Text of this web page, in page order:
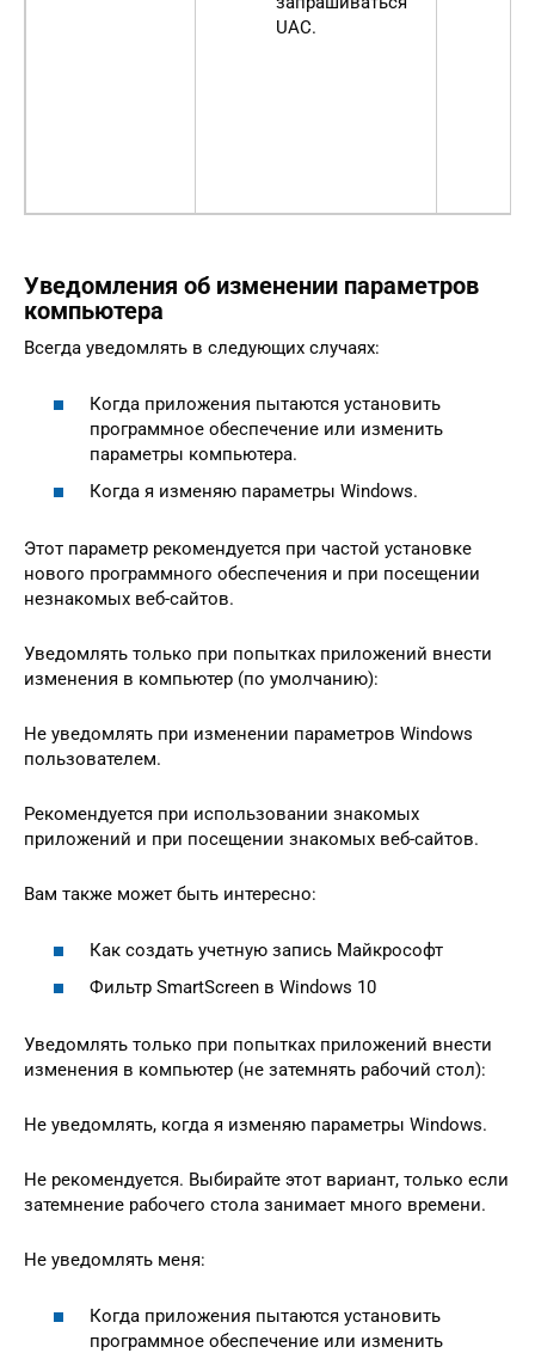
UAC.
Уведомления об изменении параметров
компьютера
Всегда уведомлять в следующих случаях:
Когда приложения пытаются установить
программное обеспечение или изменить
параметры компьютера.
Когда я изменяю параметры Windows.
Этот параметр рекомендуется при частой установке
нового программного обеспечения и при посещении
незнакомых веб-сайтов.
Уведомлять только при попытках приложений внести
изменения в компьютер (по умолчанию):
Не уведомлять при изменении параметров Windows
пользователем.
Рекомендуется при использовании знакомых
приложений и при посещении знакомых веб-сайтов.
Вам также может быть интересно:
Как создать учетную запись Майкрософт
Фильтр SmartScreen в Windows 10
Уведомлять только при попытках приложений внести
изменения в компьютер (не затемнять рабочий стол):
Не уведомлять, когда я изменяю параметры Windows.
Не рекомендуется. Выбирайте этот вариант, только если
затемнение рабочего стола занимает много времени.
Не уведомлять меня:
Когда приложения пытаются установить
программное обеспечение или изменить